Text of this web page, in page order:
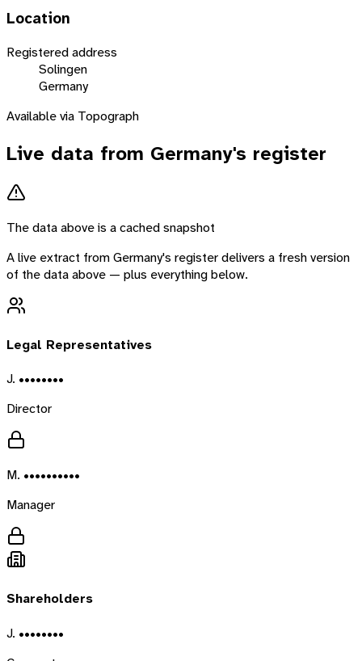
Location
Registered address
Solingen
Germany
Available via Topograph
Live data from Germany's register
The data above is a cached snapshot
A live extract fromGermany's register delivers a fresh version
of the data above — plus everything below.
Legal Representatives
J. ••••••••
Director
M. ••••••••••
Manager
Shareholders
J. ••••••••